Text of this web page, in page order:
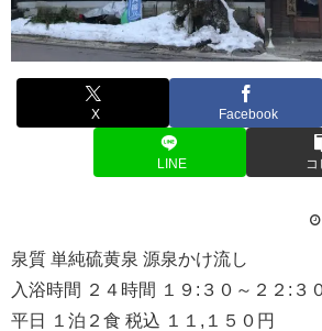
X Facebook
LINE コ
泉質 単純硫黄泉 源泉かけ流し
入浴時間 ２４時間 １９:３０～２２:３
平日 １泊２食 税込 １１,１５０円